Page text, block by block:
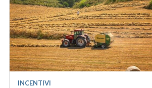
INCENTIVI